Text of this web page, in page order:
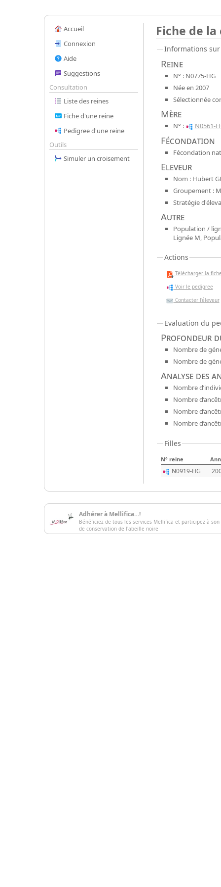
Accueil
Connexion
Aide
Suggestions
Consultation
Liste des reines
Fiche d'une reine
Pedigree d'une reine
Outils
Simuler un croisement
Fiche de la
Informations
Reine
N° : N0775-HG
Née en 2007
Sélectionnée
Mère
N° : N0561-
Fécondation
Fécondation
Eleveur
Nom : Hubert
Groupement :
Stratégie
Autre
Population /
Lignée M,
Actions
Télécharger la
Voir le pedigree
Contacter l'éleveur
Evaluation du
Profondeur
Nombre de
Nombre de
Analyse des
Nombre
Nombre
Nombre
Nombre
Filles
N° reine
N0919-HG
Adhérer à Mellifica…!
Bénéficiez de tous les services Mellifica et participez à
de conservation de l'abeille noire